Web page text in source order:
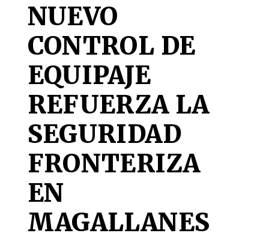
NUEVO
CONTROL DE
EQUIPAJE
REFUERZA LA
SEGURIDAD
FRONTERIZA
EN
MAGALLANES